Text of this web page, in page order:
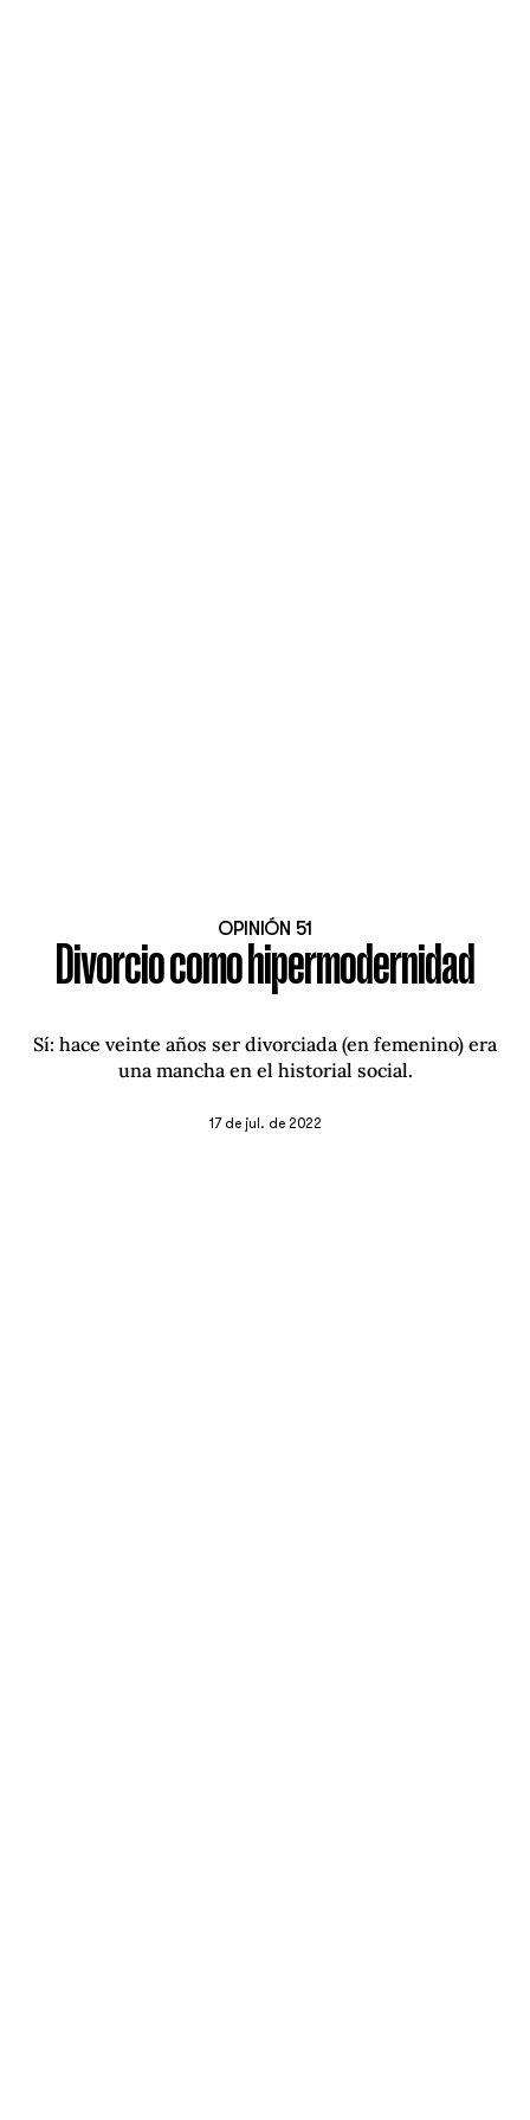
OPINIÓN 51
Divorcio como hipermodernidad
Sí: hace veinte años ser divorciada (en femenino) era
una mancha en el historial social.
17 de jul. de 2022